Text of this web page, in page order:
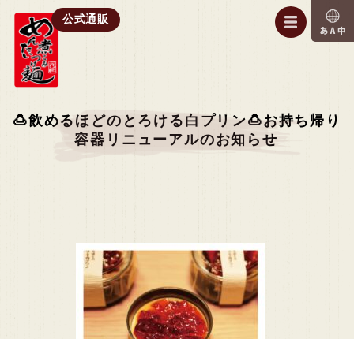
公式通販
🍮飲めるほどのとろける白プリン🍮お持ち帰り
容器リニューアルのお知らせ⁡